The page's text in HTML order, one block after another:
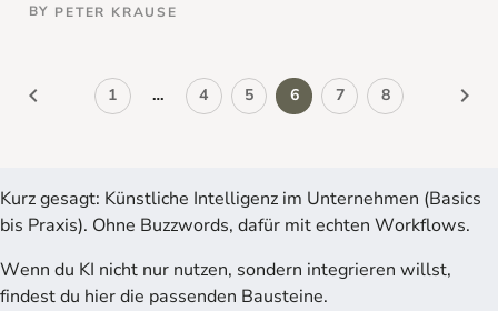
BY PETER KRAUSE
keyboard_arrow_left 1 … 4 5 6 7 8 keyboard_arrow_right
Kurz gesagt: Künstliche Intelligenz im Unternehmen (Basics
bis Praxis). Ohne Buzzwords, dafür mit echten Workflows.
Wenn du KI nicht nur nutzen, sondern integrieren willst,
findest du hier die passenden Bausteine.